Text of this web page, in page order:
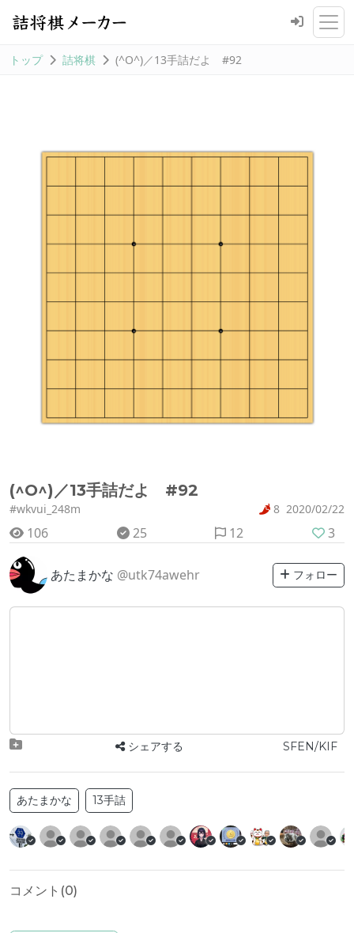
トップ 詰将棋 (^O^)／13手詰だよ #92
(^O^)／13手詰だよ #92
#wkvui_248m 8 2020/02/22
106 25 12 3
あたまかな @utk74awehr フォロー
シェアする SFEN/KIF
あたまかな 13手詰
コメント(0)